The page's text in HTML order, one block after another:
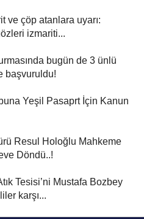
ve çöp atanlara uyarı:
izmariti...
bugün de 3 ünlü
başvuruldu!
Yeşil Pasaprt İçin Kanun
Resul Holoğlu Mahkeme
Döndü..!
Tesisi’ni Mustafa Bozbey
karşı...